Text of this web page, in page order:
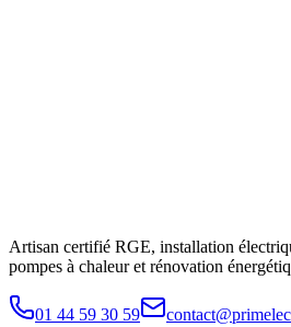
Artisan certifié RGE, installation
pompes à chaleur et rénovation
01 44 59 30 59